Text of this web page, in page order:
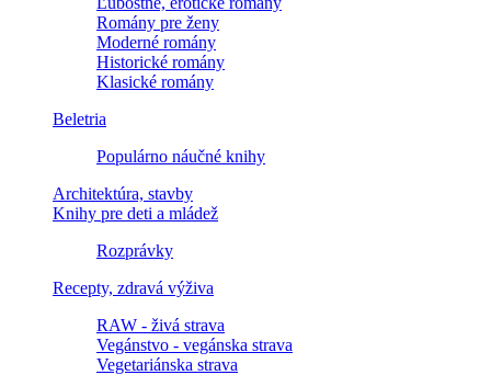
Romány pre ženy
Moderné romány
Historické romány
Klasické romány
Beletria
Populárno náučné knihy
Architektúra, stavby
Knihy pre deti a mládež
Rozprávky
Recepty, zdravá výživa
RAW - živá strava
Vegánstvo - vegánska strava
Vegetariánska strava